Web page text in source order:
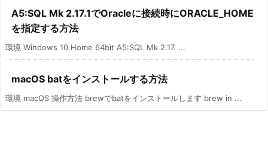
A5:SQL Mk 2.17.1でOracleに接続時にORACLE_HOME
を指定する方法
環境 Windows 10 Home 64bit A5:SQL Mk 2.17. ...
macOS batをインストールする方法
環境 macOS 操作方法 brewでbatをインストールします brew in ...